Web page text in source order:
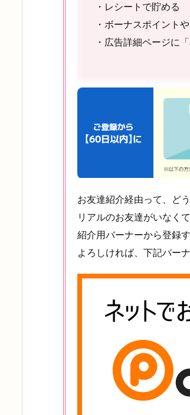
・レシートで貯める
・ボーナスポイント
・広告詳細ページに
お友達紹介経由って、ど
リアルのお友達がいなく
紹介用バーナーから登録
よろしければ、下記バー